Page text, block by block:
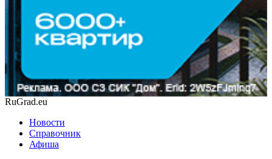
RuGrad.eu
Новости
Справочник
Афиша